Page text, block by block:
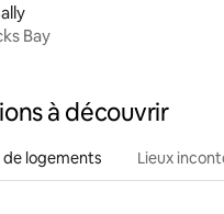
Bay
à découvrir
logements Lieux